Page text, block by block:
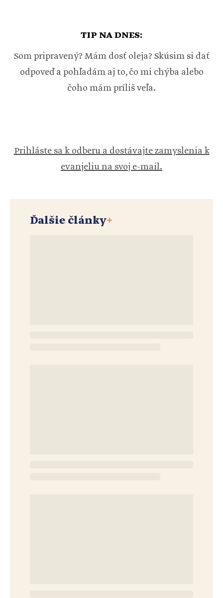
TIP NA DNES:
Som pripravený? Mám dosť oleja? Skúsim si dať
odpoveď a pohľadám aj to, čo mi chýba alebo
čoho mám príliš veľa.
Prihláste sa k odberu a dostávajte zamyslenia k
evanjeliu na svoj e-mail.
Ďalšie články+